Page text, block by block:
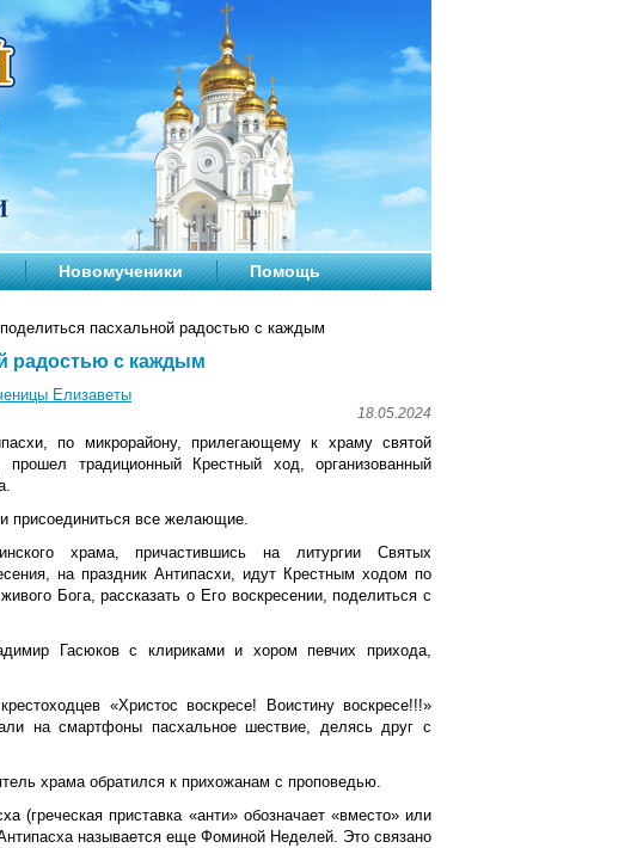
Новомученики Помощь
пасхальной радостью с каждым
радостью с каждым
Елизаветы
18.05.2024
по микрорайону, прилегающему к храму святой
прошел традиционный Крестный ход, организованный
присоединиться все желающие.
храма, причастившись на литургии Святых
на праздник Антипасхи, идут Крестным ходом по
Бога, рассказать о Его воскресении, поделиться с
Гасюков с клириками и хором певчих прихода,
«Христос воскресе! Воистину воскресе!!!»
на смартфоны пасхальное шествие, делясь друг с
храма обратился к прихожанам с проповедью.
(греческая приставка «анти» обозначает «вместо» или
называется еще Фоминой Неделей. Это связано